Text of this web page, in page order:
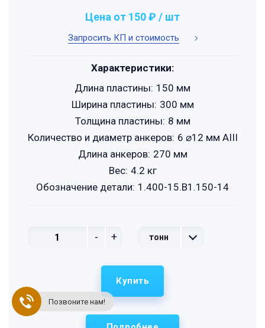
Запросить КП и стоимость
Цена от 150 ₽ / шт
- + тонн
Характеристики:
Длина пластины: 150 мм
Ширина пластины: 300 мм
Толщина пластины: 8 мм
Количество и диаметр анкеров: 6 ⌀12 мм АIII
Длина анкеров: 270 мм
Вес: 4.2 кг
Обозначение детали: 1.400-15.B1.150-14
Купить
Позвоните нам!